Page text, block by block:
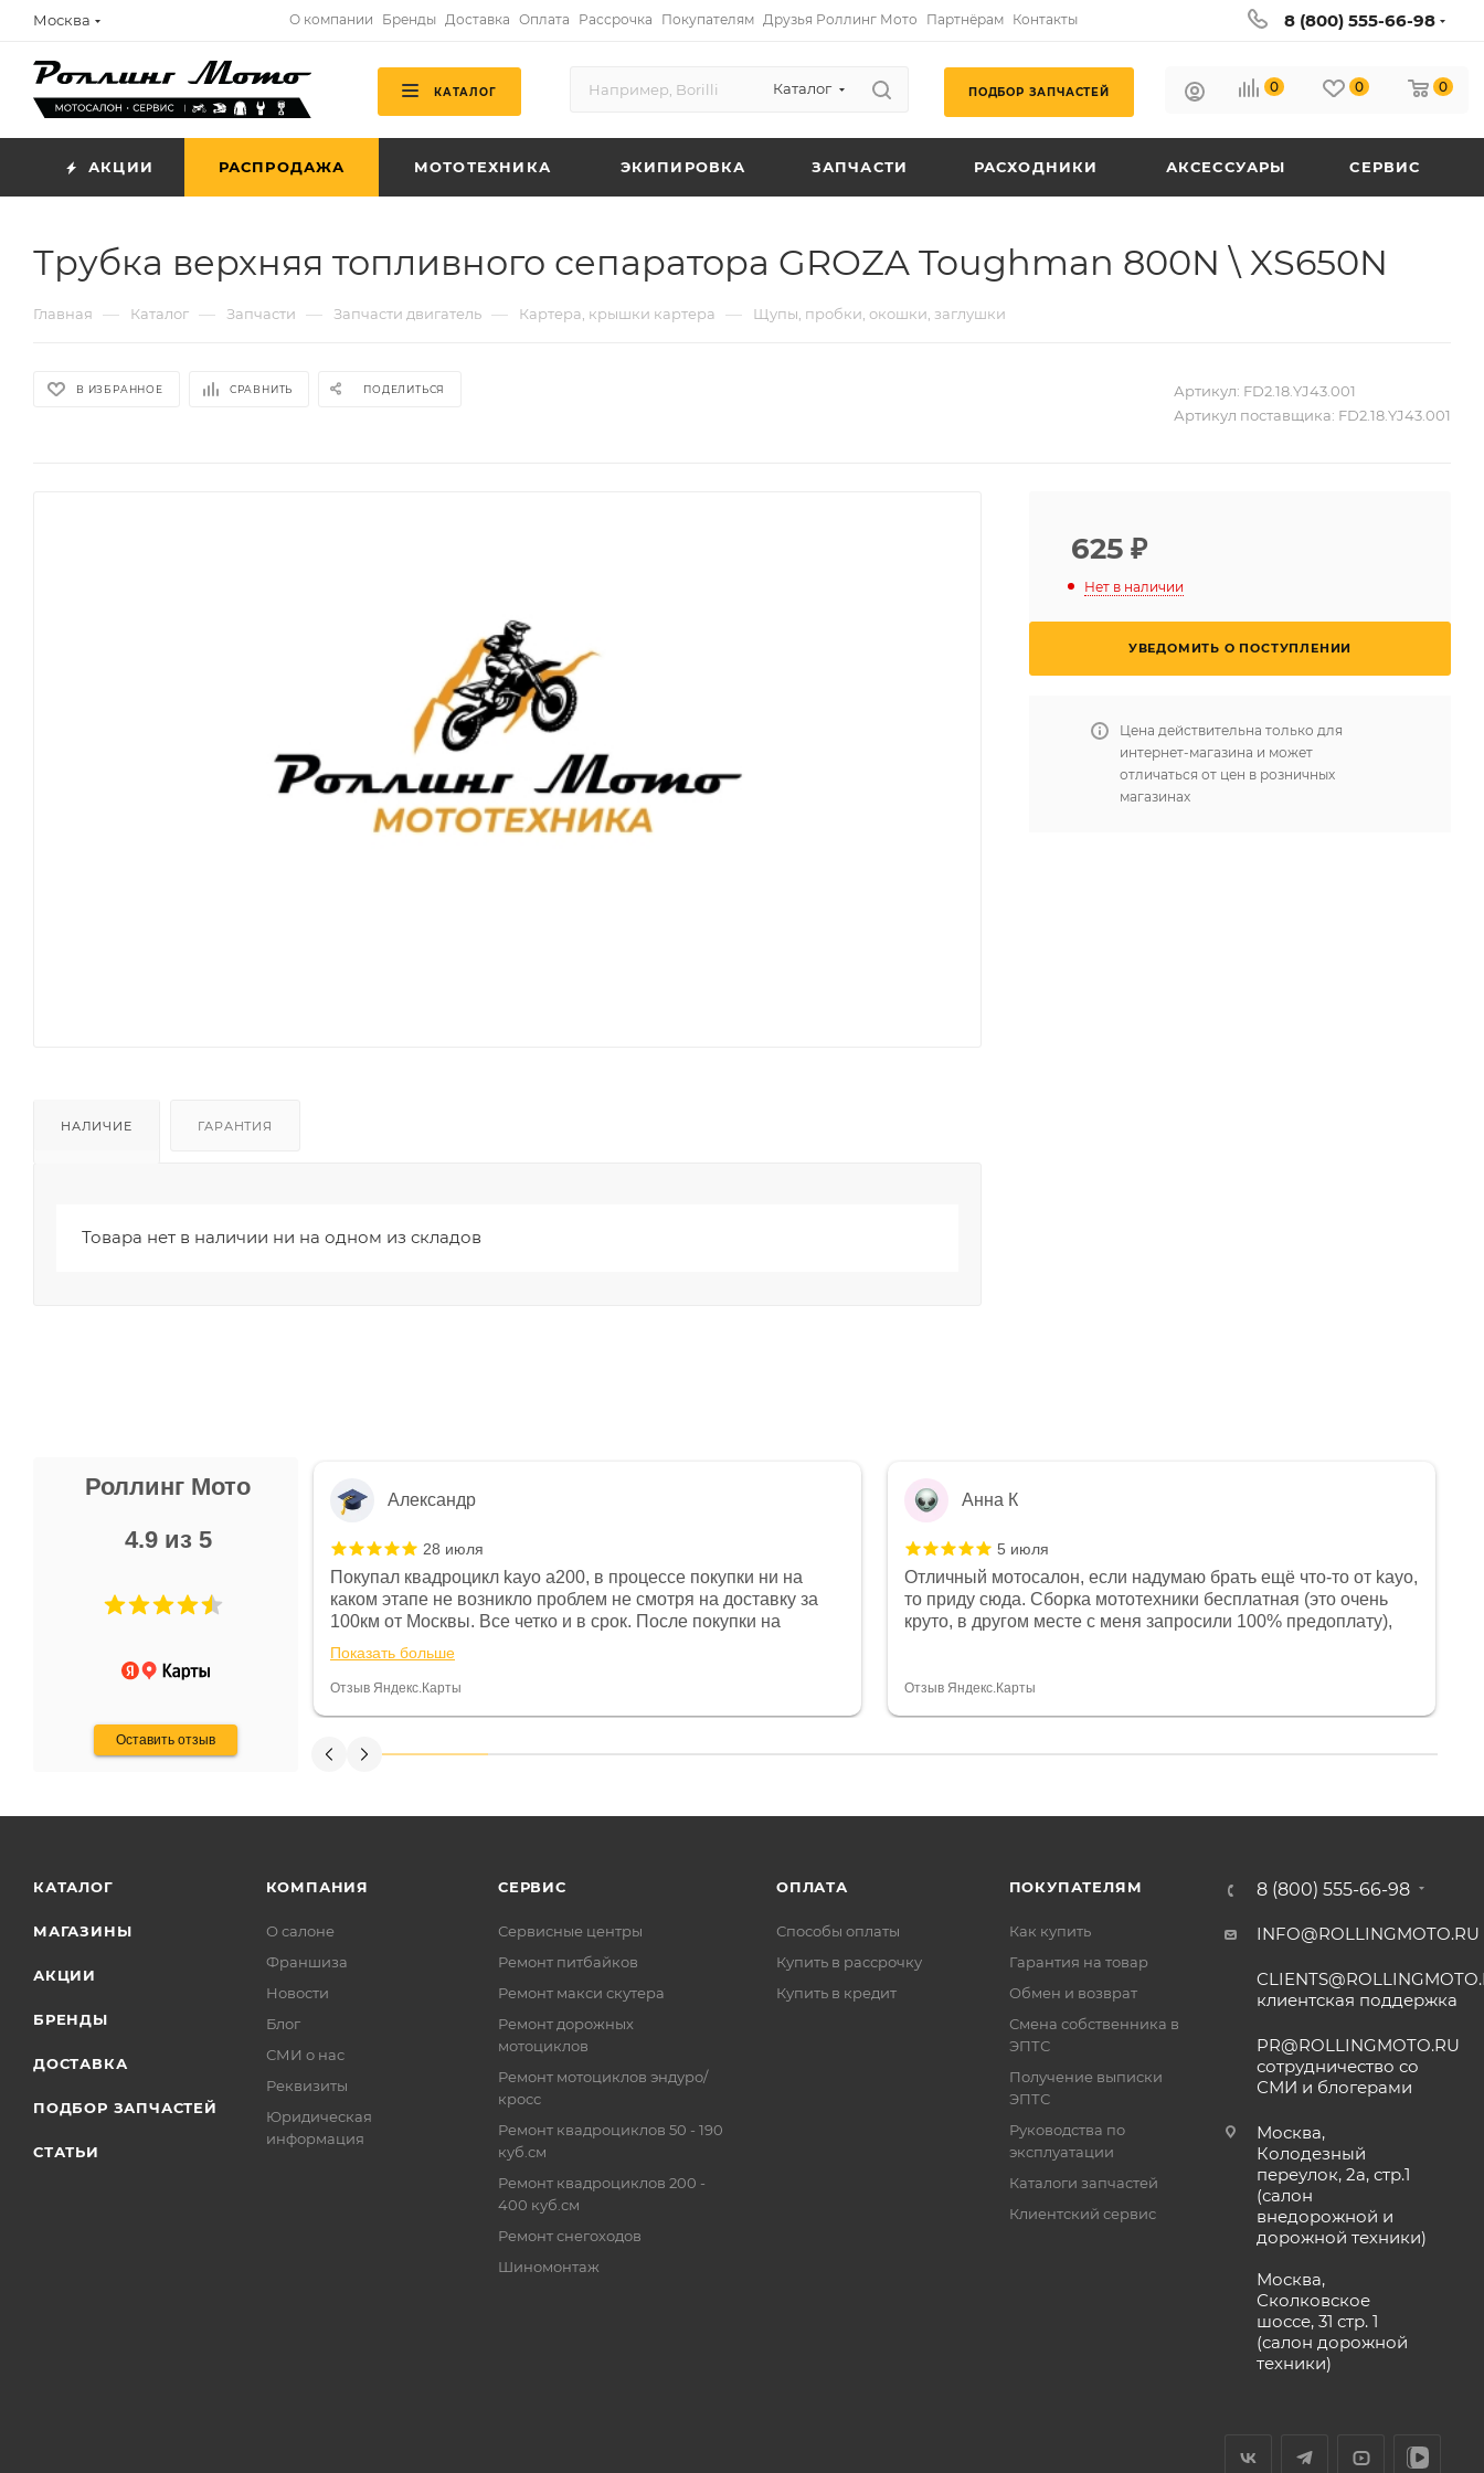
Москва О компании Бренды Доставка Оплата Рассрочка Покупателям Друзья Роллинг Мото Партнёрам Контакты 8 (800) 555-66-98
КАТАЛОГ Каталог ПОДБОР ЗАПЧАСТЕЙ 0 0 0
АКЦИИ РАСПРОДАЖА МОТОТЕХНИКА ЭКИПИРОВКА ЗАПЧАСТИ РАСХОДНИКИ АКСЕССУАРЫ СЕРВИС
Трубка верхняя топливного сепаратора GROZA Toughman 800N \ XS650N
Главная — Каталог — Запчасти — Запчасти двигатель — Картера, крышки картера — Щупы, пробки, окошки, заглушки
В ИЗБРАННОЕ СРАВНИТЬ ПОДЕЛИТЬСЯ Артикул: FD2.18.YJ43.001
Артикул поставщика: FD2.18.YJ43.001
НАЛИЧИЕ ГАРАНТИЯ
Товара нет в наличии ни на одном из складов
625 ₽
Нет в наличии
УВЕДОМИТЬ О ПОСТУПЛЕНИИ
Цена действительна только для
интернет-магазина и может
отличаться от цен в розничных
магазинах
Роллинг Мото
4.9 из 5
Оставить отзыв
Не понравились условия
и дают только на год)
Александр
28 июля
Покупал квадроцикл kayo a200, в процессе покупки ни на
каком этапе не возникло проблем не смотря на доставку за
100км от Москвы. Все четко и в срок. После покупки на
спидометре всегда был 0, при этом представители магазина
постоянно были на связи и в итоге проблема была решена.
Считаю, что это говорит о небезразличии к клиенту после
Показать больше
Отзыв Яндекс.Карты
Анна К
5 июля
Отличный мотосалон, если надумаю брать ещё что-то от kayo,
то приду сюда. Сборка мототехники бесплатная (это очень
круто, в другом месте с меня запросили 100% предоплату),
спасибо отдельное, всегда на связи, очень детально всё
Отзыв Яндекс.Карты
КАТАЛОГ
МАГАЗИНЫ
АКЦИИ
БРЕНДЫ
ДОСТАВКА
ПОДБОР ЗАПЧАСТЕЙ
СТАТЬИ
КОМПАНИЯ
О салоне
Франшиза
Новости
Блог
СМИ о нас
Реквизиты
Юридическая
информация
СЕРВИС
Сервисные центры
Ремонт питбайков
Ремонт макси скутера
Ремонт дорожных
мотоциклов
Ремонт мотоциклов эндуро/
кросс
Ремонт квадроциклов 50 - 190
куб.см
Ремонт квадроциклов 200 -
400 куб.см
Ремонт снегоходов
Шиномонтаж
ОПЛАТА
Способы оплаты
Купить в рассрочку
Купить в кредит
ПОКУПАТЕЛЯМ
Как купить
Гарантия на товар
Обмен и возврат
Смена собственника в
ЭПТС
Получение выписки
ЭПТС
Руководства по
эксплуатации
Каталоги запчастей
Клиентский сервис
8 (800) 555-66-98
INFO@ROLLINGMOTO.RU
клиентская поддержка
PR@ROLLINGMOTO.RU
сотрудничество со
СМИ и блогерами
Москва,
Колодезный
переулок, 2а, стр.1
(салон
внедорожной и
дорожной техники)
Москва,
Сколковское
шоссе, 31 стр. 1
(салон дорожной
техники)